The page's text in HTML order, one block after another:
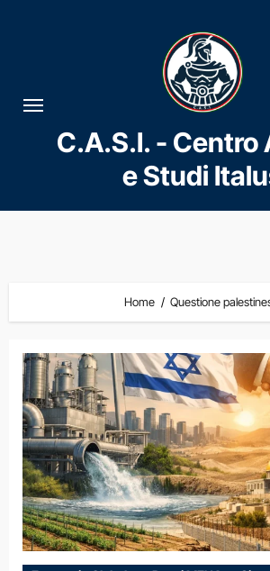
al
contenuto
C.A.S.I. - Centro
e Studi
Home Questione